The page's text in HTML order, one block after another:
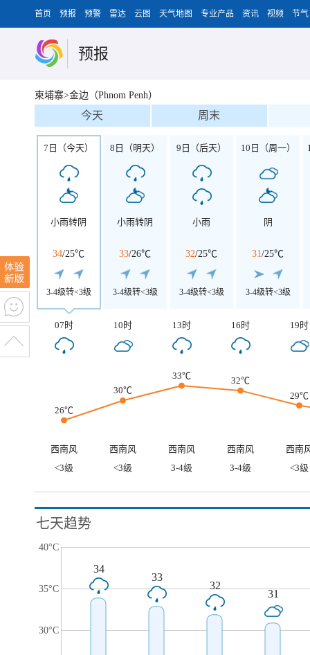
首页 预报 预警 雷达 云图 天气地图 专业产品 资讯 视频 节气
预报
柬埔寨>金边（Phnom Penh）
今天 周末
7日（今天）
小雨转阴
34/25℃
3-4级转<3级
8日（明天）
小雨转阴
33/26℃
3-4级转<3级
9日（后天）
小雨
32/25℃
3-4级转<3级
10日（周一）
阴
31/25℃
3-4级转<3级
07时 10时 13时 16时 19时
26℃
30℃
33℃
32℃
29℃
西南风 西南风 西南风 西南风
西南
<3级
<3级 3-4级 3-4级 <3级
七天趋势
40°C
35°C
30°C
34
33
32
31